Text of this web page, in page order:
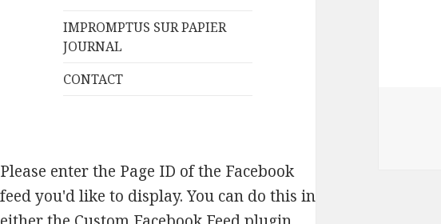
IMPROMPTUS SUR PAPIER
JOURNAL
CONTACT
Please enter the Page ID of the Facebook
feed you'd like to display. You can do this in